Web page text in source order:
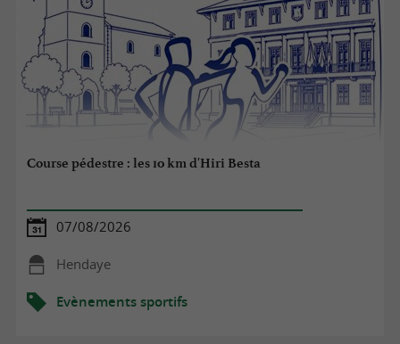
Course pédestre : les 10 km d'Hiri Besta
07/08/2026
Hendaye
Evènements sportifs